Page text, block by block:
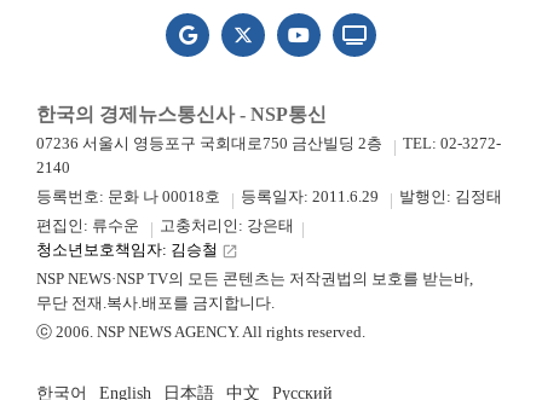
한국의 경제뉴스통신사 - NSP통신
07236 서울시 영등포구 국회대로750 금산빌딩 2층
TEL: 02-3272-
2140
등록번호: 문화 나 00018호
등록일자: 2011.6.29
발행인: 김정태
편집인: 류수운
고충처리인: 강은태
청소년보호책임자: 김승철 launch
NSP NEWS·NSP TV의 모든 콘텐츠는 저작권법의 보호를 받는바,
무단 전재.복사.배포를 금지합니다.
ⓒ 2006. NSP NEWS AGENCY. All rights reserved.
한국어 English 日本語 中文 Русский